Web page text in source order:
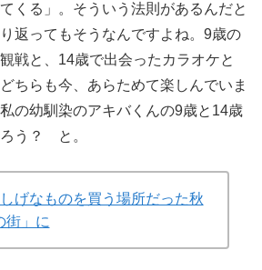
くる」。そういう法則があるんだと
返ってもそうなんですよね。9歳の
戦と、14歳で出会ったカラオケと
ちらも今、あらためて楽しんでいま
の幼馴染のアキバくんの9歳と14歳
う？ と。
げなものを買う場所だった秋
街」に